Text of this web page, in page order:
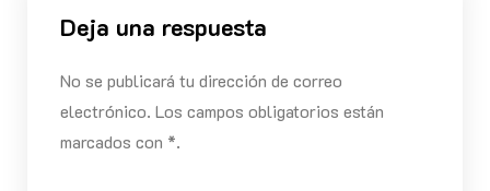
Deja una respuesta
No se publicará tu dirección de correo
electrónico. Los campos obligatorios están
marcados con *.